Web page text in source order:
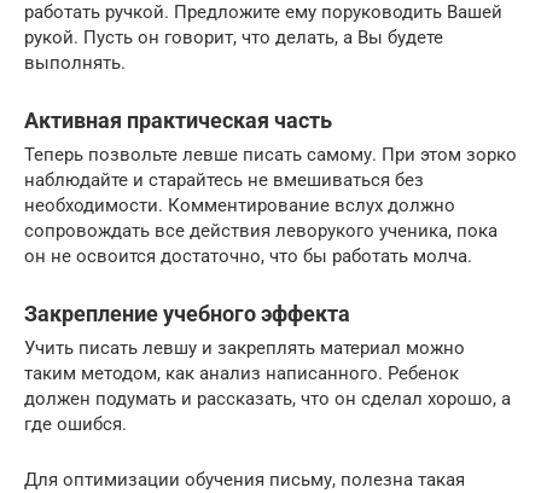
работать ручкой. Предложите ему поруководить Вашей
рукой. Пусть он говорит, что делать, а Вы будете
выполнять.
Активная практическая часть
Теперь позвольте левше писать самому. При этом зорко
наблюдайте и старайтесь не вмешиваться без
необходимости. Комментирование вслух должно
сопровождать все действия леворукого ученика, пока
он не освоится достаточно, что бы работать молча.
Закрепление учебного эффекта
Учить писать левшу и закреплять материал можно
таким методом, как анализ написанного. Ребенок
должен подумать и рассказать, что он сделал хорошо, а
где ошибся.
Для оптимизации обучения письму, полезна такая